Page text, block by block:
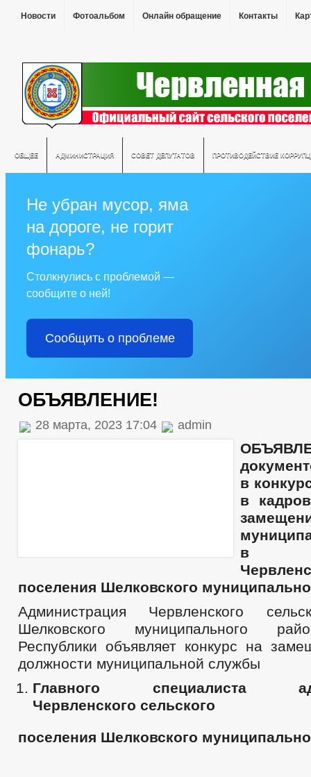
Новости Фотоальбом Онлайн обращение Контакты
ОБЩЕЕ АДМИНИСТРАЦИЯ СОВЕТ ДЕПУТАТОВ ПРОТИВОДЕЙСТВИЕ
Не убран мусор, яма
на дороге, не горит
фонарь?
Столкнулись с проблемой —
сообщите о ней!
Сообщить о проблеме
ОБЪЯВЛЕНИЕ!
28 марта, 2023 17:04 admin
в
в
в
поселения Шелковского
Администрация Червленского
Шелковского муниципального
Республики объявляет конкурс на
должности муниципальной службы
Главного специалиста
Червленского сельского
поселения Шелковского